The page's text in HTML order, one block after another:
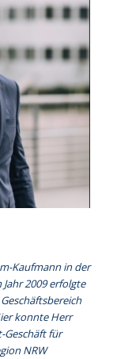
Kaufmann in der
2009 erfolgte
konnte Herr
Geschäft für
NRW